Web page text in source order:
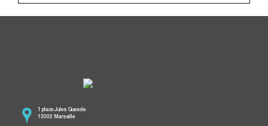
1 place Jules Guesde
13002 Marseille